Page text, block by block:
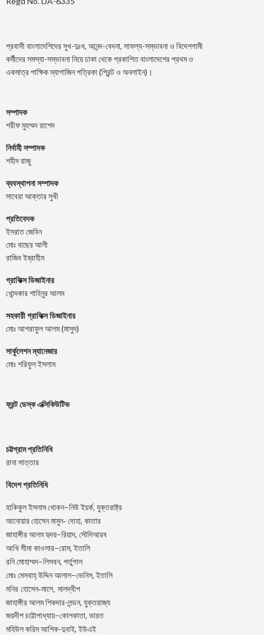
প্রবাসী বাংলাদেশিদের সুখ-দুঃখ, আনন্দ-বেদনা, সাফল্য-সম্ভাবনা ও বিদেশগামী
কর্মীদের সমস্যা-সম্ভাবনা নিয়ে ঢাকা থেকে প্রকাশিত বাংলাদেশের প্রথম ও
একমাত্র পাক্ষিক ম্যাগাজিন পত্রিকা (প্রিন্ট ও অনলাইন)।
সম্পাদক
শরীফ মুহম্মদ রাশেদ
নির্বাহী সম্পাদক
শহীদ রাজু
ব্যবস্থাপনা সম্পাদক
সাবেরা আক্তার সুখী
প্রতিবেদক
ইসরাত জেবিন
মোঃ বাছের আলী
রাজিব ইব্রাহীম
গ্রাফিক্স ডিজাইনার
খোন্দকার শাহিনুর আলম
সহকারী গ্রাফিক্স ডিজাইনার
মোঃ আশরাফুল আলম (মাসুদ)
সার্কুলেশন ম্যানেজার
মোঃ শরিফুল ইসলাম
ফ্রন্ট ডেস্ক এক্সিকিউটিভ
চট্টগ্রাম প্রতিনিধি
রানা সাত্তার
বিদেশ প্রতিনিধি
হাকিকুল ইসলাম খোকন–নিউ ইয়র্ক, যুক্তরাষ্ট্র
আনোয়ার হোসেন মামুন- দোহা, কাতার
জাহাঙ্গীর আলম হৃদয়–রিয়াদ, সৌদিআরব
আখি সীমা কাওসার–রোম,ইতালি
রনি মোহাম্মদ–লিসবন, পর্তুগাল
মোঃ মেসবাহ্ উদ্দিন আলাল–ভেনিস,ইতালি
মনির হোসেন-মালে, মালদ্বীপ
জাহাঙ্গীর আলম শিকদার-লন্ডন, যুক্তরাজ্য
জয়দীপ চট্টোপাধ্যায়–কোলকাতা, ভারত
মহিউল করিম আশিক-দুবাই, ইউএই